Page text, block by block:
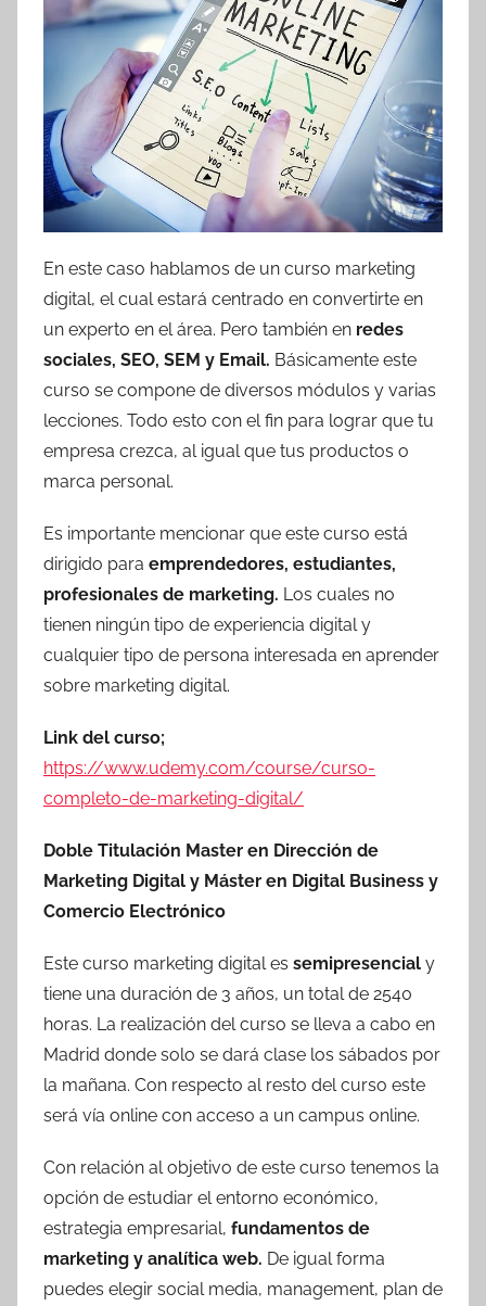
En este caso hablamos de un curso marketing
digital, el cual estará centrado en convertirte en
un experto en el área. Pero también en redes
sociales, SEO, SEM y Email. Básicamente este
curso se compone de diversos módulos y varias
lecciones. Todo esto con el fin para lograr que tu
empresa crezca, al igual que tus productos o
marca personal.
Es importante mencionar que este curso está
dirigido para emprendedores, estudiantes,
profesionales de marketing. Los cuales no
tienen ningún tipo de experiencia digital y
cualquier tipo de persona interesada en aprender
sobre marketing digital.
Link del curso;
https://www.udemy.com/course/curso-
completo-de-marketing-digital/
Doble Titulación Master en Dirección de
Marketing Digital y Máster en Digital Business y
Comercio Electrónico
Este curso marketing digital es semipresencial y
tiene una duración de 3 años, un total de 2540
horas. La realización del curso se lleva a cabo en
Madrid donde solo se dará clase los sábados por
la mañana. Con respecto al resto del curso este
será vía online con acceso a un campus online.
Con relación al objetivo de este curso tenemos la
opción de estudiar el entorno económico,
estrategia empresarial, fundamentos de
marketing y analítica web. De igual forma
puedes elegir social media, management, plan de